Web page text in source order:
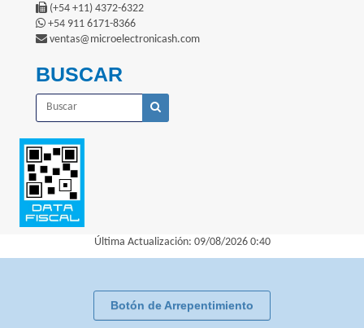
(+54 +11) 4372-6322
+54 911 6171-8366
ventas@microelectronicash.com
BUSCAR
Última Actualización: 09/08/2026 0:40
Botón de Arrepentimiento